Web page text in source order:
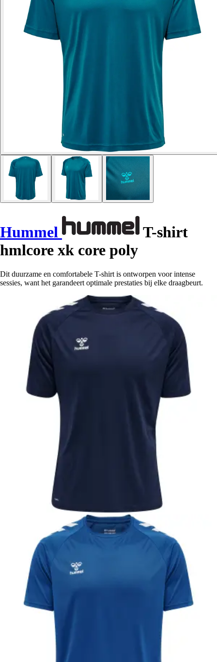
Hummel
T-shirt
hmlcore xk core poly
Dit duurzame en comfortabele T-shirt is ontworpen voor intense
sessies, want het garandeert optimale prestaties bij elke draagbeurt.